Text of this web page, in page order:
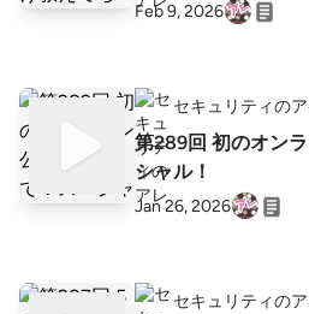
Feb 9, 2026
セキュリティの
第289回 初のオン
シャル！
Jan 26, 2026
セキュリティの